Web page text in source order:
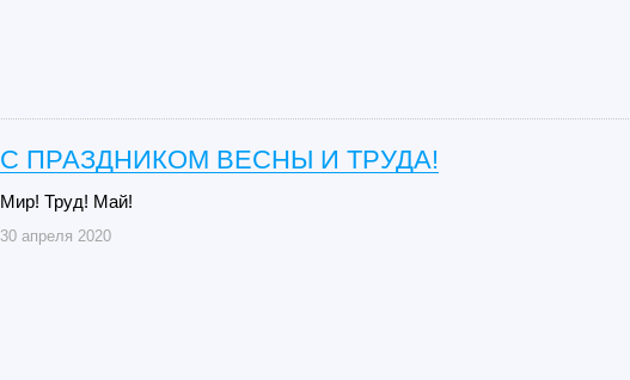
С ПРАЗДНИКОМ ВЕСНЫ И ТРУДА!
Мир! Труд! Май!
30 апреля 2020